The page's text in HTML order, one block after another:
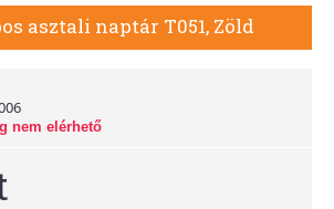
asztali naptár T051, Zöld
nem elérhető